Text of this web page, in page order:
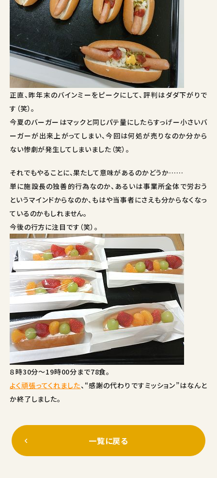
正直、昨年末のバインミーをピークにして、評判はダダ下がりで
す（笑）。
今夏のバーガーはマックと同じパテ量にしたらすっげー小さいバ
ーガーが出来上がってしまい、今回は何処が売りなのか分から
ない惨劇が発生してしまいました（笑）。
それでもやることに、果たして意味があるのかどうか……
単に施設長の独善的行為なのか、あるいは事業所全体で労おう
というマインドからなのか、もはや当事者にさえも分からなくなっ
ているのかもしれません。
今後の行方に注目です（笑）。
８時30分～19時00分まで78食。
よく頑張ってくれました、“感謝の代わりですミッション”はなんと
か終了しました。
一覧に戻る